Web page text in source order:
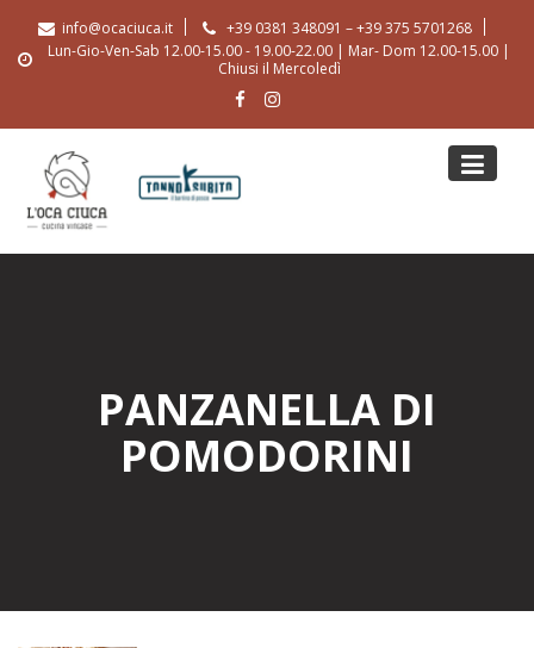
content
info@ocaciuca.it
+39 0381 348091 – +39 375 5701268
Lun-Gio-Ven-Sab 12.00-15.00 - 19.00-22.00 | Mar- Dom 12.00-15.00 |
Chiusi il Mercoledì
PANZANELLA DI
POMODORINI